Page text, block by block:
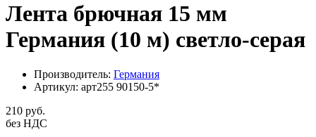
Лента брючная 15 мм
Германия (10 м) светло-серая
Производитель: Германия
Артикул: арт255 90150-5*
210 руб.
без НДС